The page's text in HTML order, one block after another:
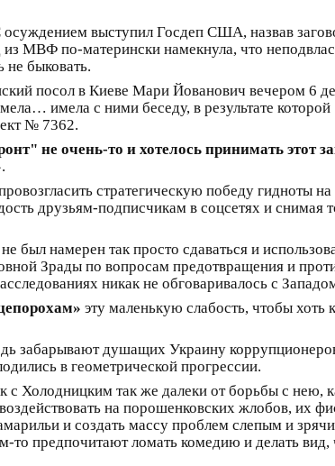
выступил Госдеп США, назвав
из МВФ по-матерински намекнула, что
быковать.
посол в Киеве Мари Йованович вечером 6
имела с ними беседу, в результате которой
№ 7362.
не очень-то и хотелось принимать этот
.
стратегическую победу гидноты на
друзьям-подписчикам в соцсетях и снимая
не был намерен так просто сдаваться и
Зрады по вопросам предотвращения и
никак не обговаривалось с
эту маленькую слабость, чтобы хоть
забарывают душащих Украину
в геометрической прогрессии.
Холодницким так же далеки от борьбы с нею,
на порошенковских жлобов, их
и создать массу проблем слепым и
предпочитают ломать комедию и делать